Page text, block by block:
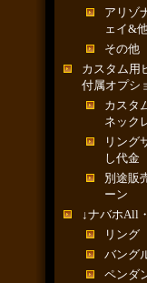
アリゾ
ェイ&
その他
カスタム用
付属オプシ
カスタ
ネック
リング
し代金
別途販
ーン
↓ナバホAll
リング
バング
ペンダ